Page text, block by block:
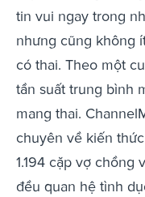
tin vui ngay trong
nhưng cũng không
có thai. Theo một
tần suất trung bình
mang thai.
chuyên về kiến
1.194 cặp vợ chồng
đều quan hệ tình